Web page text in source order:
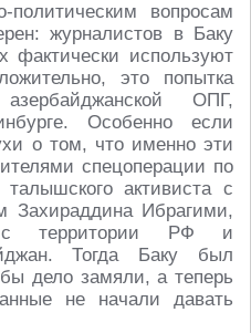
политическим вопросам
журналистов в Баку
фактически используют
это попытка
ОПГ,
Особенно если
о том, что именно эти
спецоперации по
активиста с
Захираддина Ибрагими,
с территории РФ и
Тогда Баку был
дело замяли, а теперь
не начали давать